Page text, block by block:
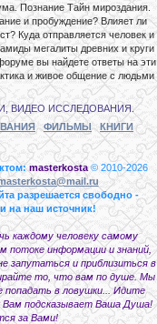
Познание Тайн мироздания.
и пробуждение? Влияет ли
Куда отправляется человек и
мегалиты древних и круги
вы найдете ответы на эти
и живое общение с людьми
ВИДЕО ИССЛЕДОВАНИЯ.
ФИЛЬМЫ
КНИГИ
masterkosta © 2010-2026
разрешается свободно -
на наш источник!
каждому человеку самому
потоке информации и знаний,
запутаться и приблизиться в
то, что вам по душе. Мы
попадать в ловушки... Идите
Вам подсказывает Ваша Душа!
за Вами!